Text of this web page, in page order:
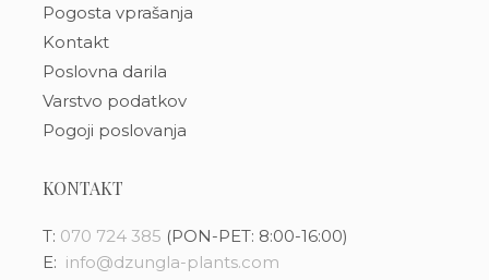
Pogosta vprašanja
Kontakt
Poslovna darila
Varstvo podatkov
Pogoji poslovanja
KONTAKT
T: 070 724 385 (PON-PET: 8:00-16:00)
E: info@dzungla-plants.com